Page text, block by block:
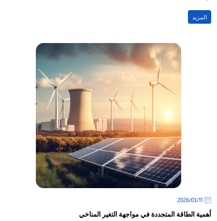
المزيد
11‏/03‏/2026
أهمية الطاقة المتجددة في مواجهة التغير المناخي